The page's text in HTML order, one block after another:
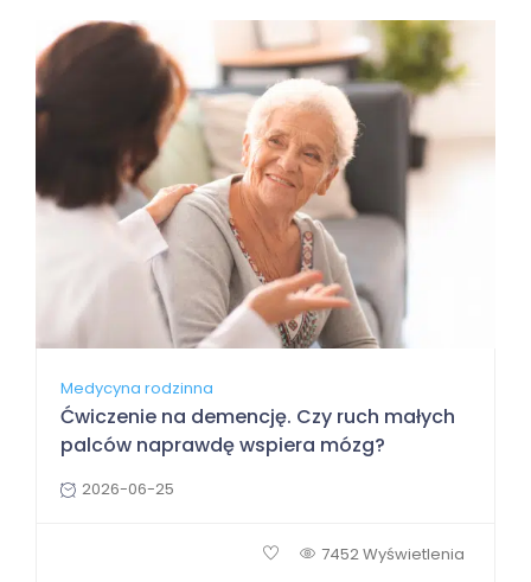
Medycyna rodzinna
Ćwiczenie na demencję. Czy ruch małych
palców naprawdę wspiera mózg?
2026-06-25
7452 Wyświetlenia